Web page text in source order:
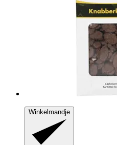
Winkelmandje